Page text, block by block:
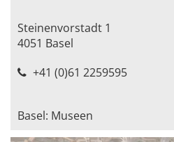
Steinenvorstadt 1
4051 Basel
+41 (0)61 2259595
Basel: Museen